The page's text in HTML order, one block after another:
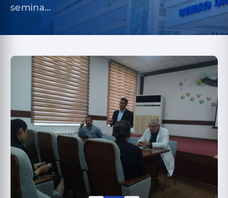
semina…